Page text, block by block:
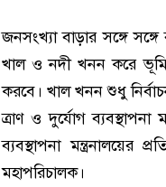
জনসংখ্যা বাড়ার সঙ্গে
খাল ও নদী খনন করে
করবে। খাল খনন শুধু
ত্রাণ ও দুর্যোগ
ব্যবস্থাপনা মন্ত্রনালয়ের
মহাপরিচালক।